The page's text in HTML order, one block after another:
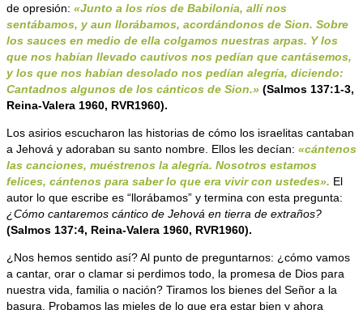
de opresión: «Junto a los ríos de Babilonia, allí nos
sentábamos, y aun llorábamos, acordándonos de Sion. Sobre
los sauces en medio de ella colgamos nuestras arpas. Y los
que nos habían llevado cautivos nos pedían que cantásemos,
y los que nos habían desolado nos pedían alegría, diciendo:
Cantadnos algunos de los cánticos de Sion.» (Salmos 137:1-3,
Reina-Valera 1960, RVR1960).
Los asirios escucharon las historias de cómo los israelitas cantaban
a Jehová y adoraban su santo nombre. Ellos les decían: «cántenos
las canciones, muéstrenos la alegría. Nosotros estamos
felices, cántenos para saber lo que era vivir con ustedes». El
autor lo que escribe es “llorábamos” y termina con esta pregunta:
¿Cómo cantaremos cántico de Jehová en tierra de extraños?
(Salmos 137:4, Reina-Valera 1960, RVR1960).
¿Nos hemos sentido así? Al punto de preguntarnos: ¿cómo vamos
a cantar, orar o clamar si perdimos todo, la promesa de Dios para
nuestra vida, familia o nación? Tiramos los bienes del Señor a la
basura. Probamos las mieles de lo que era estar bien y ahora